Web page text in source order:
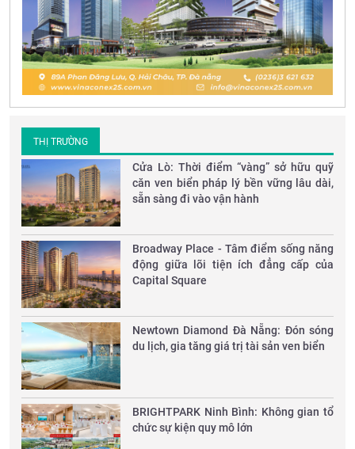
THỊ TRƯỜNG
Cửa Lò: Thời điểm “vàng” sở hữu quỹ
căn ven biển pháp lý bền vững lâu dài,
sẵn sàng đi vào vận hành
Broadway Place - Tâm điểm sống năng
động giữa lõi tiện ích đẳng cấp của
Capital Square
Newtown Diamond Đà Nẵng: Đón sóng
du lịch, gia tăng giá trị tài sản ven biển
​BRIGHTPARK Ninh Bình: Không gian tổ
chức sự kiện quy mô lớn